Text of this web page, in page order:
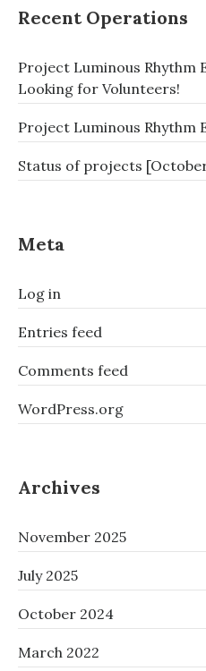
FUTURE
GADGET
‘PHONE
(NAME
SUBJECT
TO
CHANGE)
–
EINER
AUF
Recent Operations
Project Luminous Rhythm
Looking for Volunteers!
Project Luminous Rhythm
Status of projects
Meta
Log in
Entries feed
Comments feed
WordPress.org
Archives
November 2025
July 2025
October 2024
March 2022